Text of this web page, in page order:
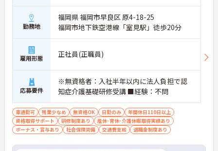
勤務地
福岡県 福岡市早良区 原4-18-25
福岡市地下鉄空港線「室見駅」徒歩20分
雇用形態 正社員(正職員)
応募要件
※無資格者：入社半年以内に法人負担で認
知症介護基礎研修受講 ■経験：不問
車通勤可 残業少なめ 無資格OK 日勤のみ
年間休日110日以上
資格取得サポート
研修制度あり
産休･育休･介護休暇取得実績あり
ボーナス・賞与あり
社会保険完備 交通費支給 退職金制度あり